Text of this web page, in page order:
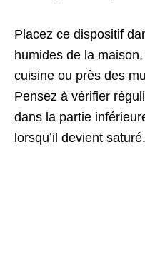
Placez ce dispositif
humides de la
cuisine ou près des
Pensez à vérifier
dans la partie
lorsqu’il devient saturé.